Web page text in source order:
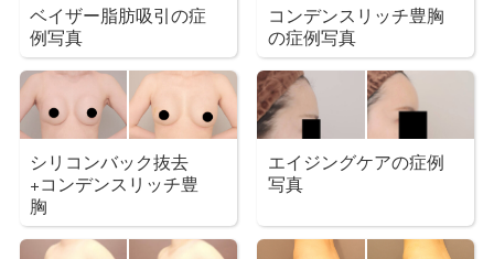
ベイザー脂肪吸引の症
例写真
コンデンスリッチ豊胸
の症例写真
シリコンバック抜去
+コンデンスリッチ豊
胸
エイジングケアの症例
写真